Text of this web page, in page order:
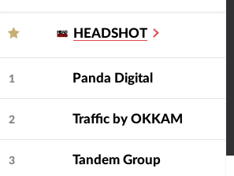
HEADSHOT
1 Panda Digital
2 Traffic by OKKAM
3 Tandem Group